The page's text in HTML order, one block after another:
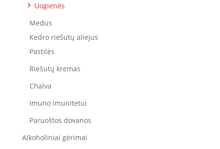
Uogienės
Medus
Kedro riešutų aliejus
Pastilės
Riešutų kremas
Chalva
Imuno imunitetui
Paruoštos dovanos
Alkoholiniai gėrimai